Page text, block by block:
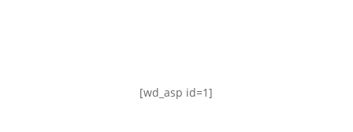
[wd_asp id=1]